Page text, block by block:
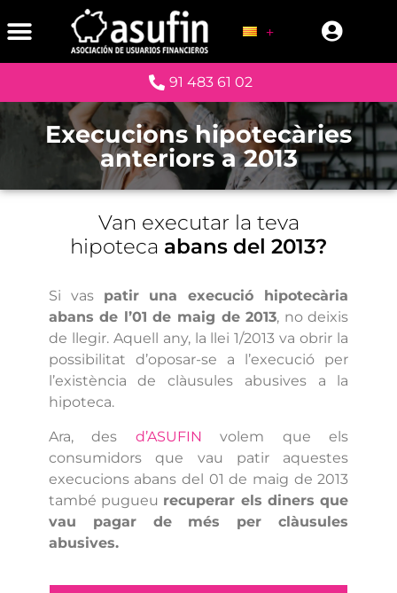
91 483 61 02
Execucions hipotecàries
anteriors a 2013
Van executar la teva
hipoteca abans del 2013?
Si vas patir una execució hipotecària
abans de l’01 de maig de 2013, no deixis
de llegir. Aquell any, la llei 1/2013 va obrir la
possibilitat d’oposar-se a l’execució per
l’existència de clàusules abusives a la
hipoteca.
Ara, des d’ASUFIN volem que els
consumidors que vau patir aquestes
execucions abans del 01 de maig de 2013
també pugueu recuperar els diners que
vau pagar de més per clàusules
abusives.